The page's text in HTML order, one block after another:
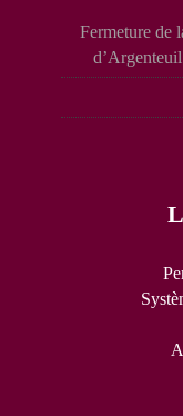
Fermeture de